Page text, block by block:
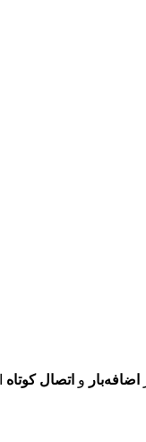
اضافه‌بار و اتصال کوتاه